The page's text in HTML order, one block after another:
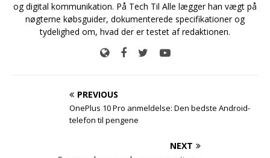
og digital kommunikation. På Tech Til Alle lægger han vægt på
nøgterne købsguider, dokumenterede specifikationer og
tydelighed om, hvad der er testet af redaktionen.
PREVIOUS
OnePlus 10 Pro anmeldelse: Den bedste Android-
telefon til pengene
NEXT